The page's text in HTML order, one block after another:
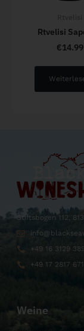
Rtvelisi
Rtvelisi
€14.99
Stiftsbogen 112,
+49 16 3129
+49 17 2817
Weine